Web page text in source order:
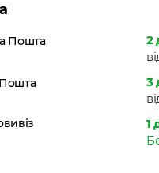
Пошта
2
3
1